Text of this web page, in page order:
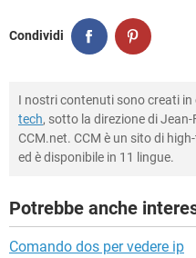
Condividi
I nostri contenuti sono creati
tech, sotto la direzione di
CCM.net. CCM è un sito di
ed è disponibile in 11 lingue.
Potrebbe anche
Comando dos per vedere ip